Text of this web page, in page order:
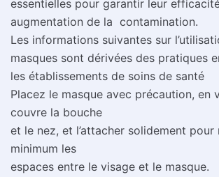
essentielles pour garantir leur
augmentation de la contamination.
Les informations suivantes sur
masques sont dérivées des pratiques
les établissements de soins de santé
Placez le masque avec précaution, en
couvre la bouche
et le nez, et l’attacher solidement pour
minimum les
espaces entre le visage et le masque.